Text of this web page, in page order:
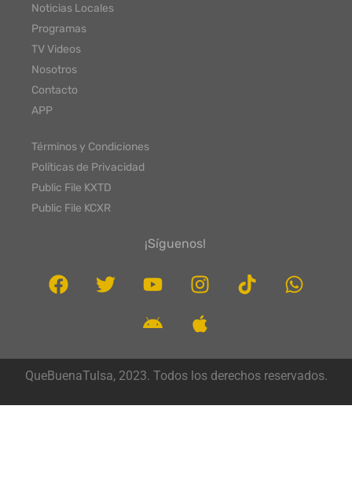
Noticias Locales
Programas
TV Videos
Nosotros
Contacto
APP
Términos y Condiciones
Políticas de Privacidad
Public File KXTD
Public File KCXR
¡Síguenos!
QueBuenaTulsa, 2023. Todos los derechos reservados.